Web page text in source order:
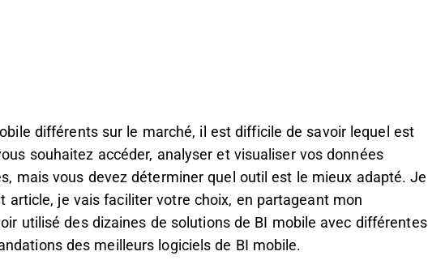
différents sur le marché, il est difficile de savoir lequel est
souhaitez accéder, analyser et visualiser vos données
mais vous devez déterminer quel outil est le mieux adapté. Je
article, je vais faciliter votre choix, en partageant mon
utilisé des dizaines de solutions de BI mobile avec différentes
des meilleurs logiciels de BI mobile.